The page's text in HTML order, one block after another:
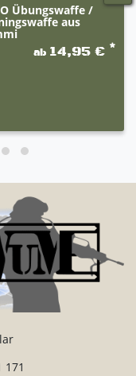
Übungswaffe /
aus
ab 14,95 € *
171